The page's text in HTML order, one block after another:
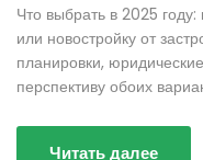
Что выбрать в 2025
или новостройку от
планировки,
перспективу обоих
Читать далее